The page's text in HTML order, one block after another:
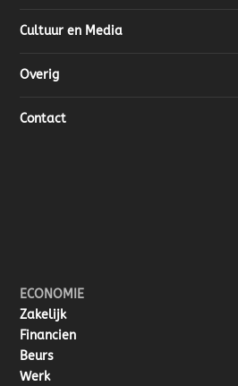
Cultuur en Media
Overig
Contact
ECONOMIE
Zakelijk
Financien
Beurs
Werk